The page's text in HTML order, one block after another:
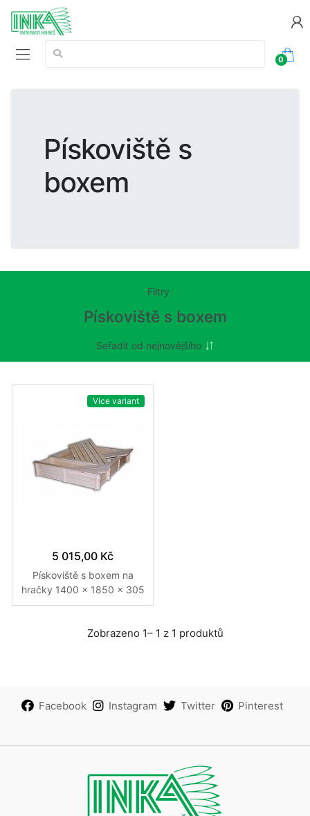
Vyhledávání:
0
Pískoviště s
boxem
Filtry
Pískoviště s boxem
Více variant
5 015,00 Kč
Pískoviště s boxem na
hračky 1400 x 1850 x 305
mm Provedení přírodní
Zobrazeno 1– 1 z 1 produktů
Facebook Instagram Twitter Pinterest